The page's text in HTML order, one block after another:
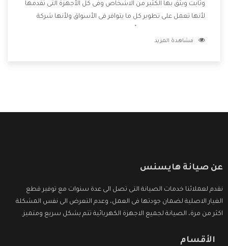
وثابت ويثق بها الكثير من الاشخاص وفى كل الأجهزة التى تقدمها
لأنها تعمل على تطوير كل ما يتوافر فى الأسواق ولأنها شركة
وتقدم للعملاء أقوى العروض والخصومات التى تسهل على
مشاهدة المزيد
عن صيانة هايسنس
نقدم لعملائنا خدمات الصيانة التى تصل الى عدة سنوات مع توفير قطع
الغيار الاصلية لضمان جودتها فى العمل، وعدم التعرض الى نفس المشكلة
اكثر من مرة، الصيانة لجميع الاجهزة الكهربائية تتم بشكل سريع ومتميز.
الأقسام